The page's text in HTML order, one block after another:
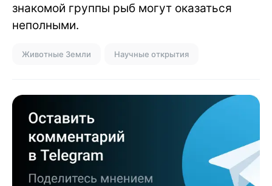
знакомой группы рыб могут оказаться
неполными.
Животные Земли Научные открытия